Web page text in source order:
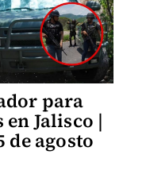
para
Jalisco |
agosto